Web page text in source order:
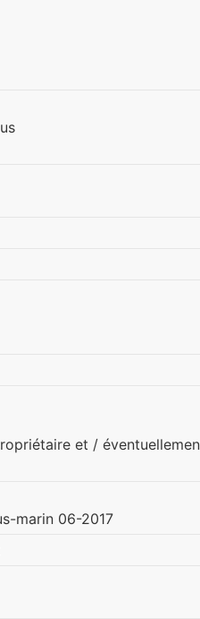
et /
marin 06-2017